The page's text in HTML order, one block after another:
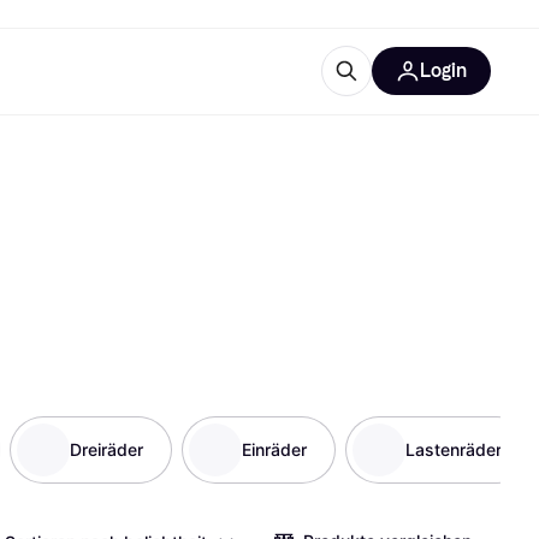
Login
Dreiräder Einräder Lastenräder